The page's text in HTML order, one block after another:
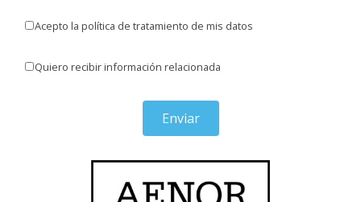
Acepto la política de tratamiento de mis datos
Quiero recibir información relacionada
Enviar